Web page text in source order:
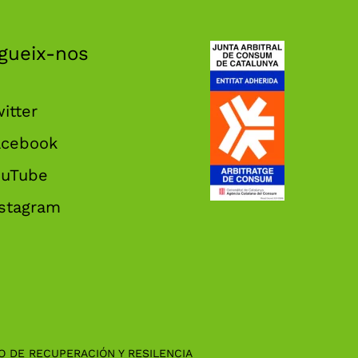
nos
DE RECUPERACIÓN Y RESILENCIA